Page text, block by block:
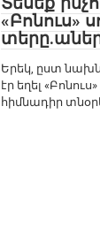
«Բոնուս»
Երեկ, ըստ
էր եղել
հիմնադիր